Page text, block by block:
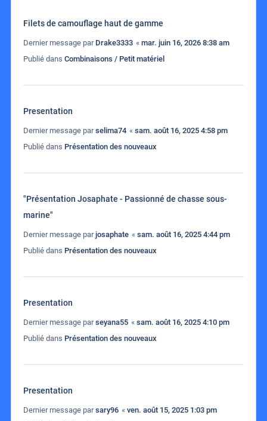
Filets de camouflage haut de gamme
Dernier message par Drake3333 « mar. juin 16, 2026 8:38 am
Publié dans Combinaisons / Petit matériel
Presentation
Dernier message parselima74 « sam. août 16, 2025 4:58 pm
Publié dans Présentation des nouveaux
"Présentation Josaphate - Passionné de chasse sous-
marine"
Dernier message parjosaphate « sam. août 16, 2025 4:44 pm
Publié dans Présentation des nouveaux
Presentation
Dernier message parseyana55 « sam. août 16, 2025 4:10 pm
Publié dans Présentation des nouveaux
Presentation
Dernier message parsary96 « ven. août 15, 2025 1:03 pm